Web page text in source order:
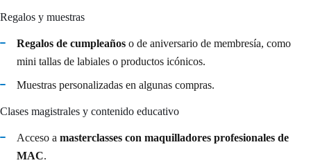
Regalos y muestras
Regalos de cumpleaños o de aniversario de membresía, como
mini tallas de labiales o productos icónicos.
Muestras personalizadas en algunas compras.
Clases magistrales y contenido educativo
Acceso a masterclasses con maquilladores profesionales de
MAC.